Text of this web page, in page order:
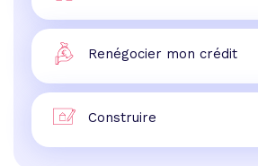
Renégocier mon crédit
Construire